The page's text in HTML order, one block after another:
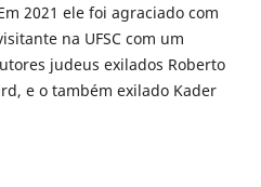
2021 ele foi agraciado com
na UFSC com um
judeus exilados Roberto
e o também exilado Kader